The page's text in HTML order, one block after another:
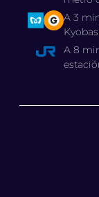
A 3
A 8